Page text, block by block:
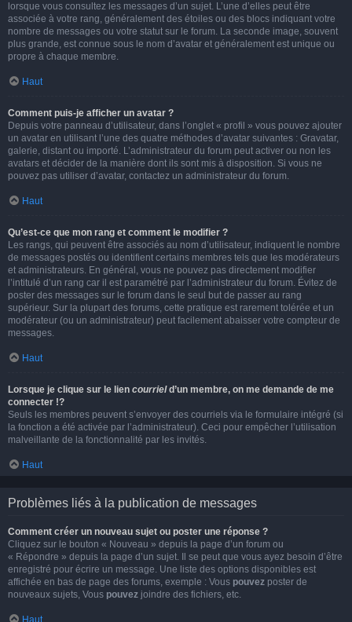
lorsque vous consultez les messages d’un sujet. L’une d’elles peut être
associée à votre rang, généralement des étoiles ou des blocs indiquant votre
nombre de messages ou votre statut sur le forum. La seconde image, souvent
plus grande, est connue sous le nom d’avatar et généralement est unique ou
propre à chaque membre.
Haut
Comment puis-je afficher un avatar ?
Depuis votre panneau d’utilisateur, dans l’onglet « profil » vous pouvez ajouter
un avatar en utilisant l’une des quatre méthodes d’avatar suivantes : Gravatar,
galerie, distant ou importé. L’administrateur du forum peut activer ou non les
avatars et décider de la manière dont ils sont mis à disposition. Si vous ne
pouvez pas utiliser d’avatar, contactez un administrateur du forum.
Haut
Qu’est-ce que mon rang et comment le modifier ?
Les rangs, qui peuvent être associés au nom d’utilisateur, indiquent le nombre
de messages postés ou identifient certains membres tels que les modérateurs
et administrateurs. En général, vous ne pouvez pas directement modifier
l’intitulé d’un rang car il est paramétré par l’administrateur du forum. Évitez de
poster des messages sur le forum dans le seul but de passer au rang
supérieur. Sur la plupart des forums, cette pratique est rarement tolérée et un
modérateur (ou un administrateur) peut facilement abaisser votre compteur de
messages.
Haut
Lorsque je clique sur le lien courrield’un membre, on me demande de me
connecter !?
Seuls les membres peuvent s’envoyer des courriels via le formulaire intégré (si
la fonction a été activée par l’administrateur). Ceci pour empêcher l’utilisation
malveillante de la fonctionnalité par les invités.
Haut
Problèmes liés à la publication de messages
Comment créer un nouveau sujet ou poster une réponse ?
Cliquez sur le bouton « Nouveau » depuis la page d’un forum ou
« Répondre » depuis la page d’un sujet. Il se peut que vous ayez besoin d’être
enregistré pour écrire un message. Une liste des options disponibles est
affichée en bas de page des forums, exemple : Vous pouvez poster de
nouveaux sujets, Vous pouvez joindre des fichiers, etc.
Haut